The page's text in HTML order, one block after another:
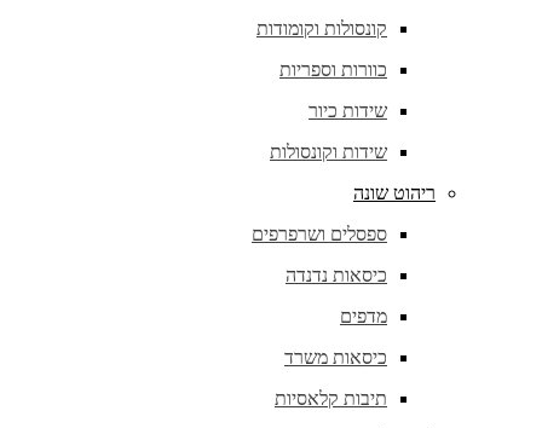
קונסולות וקומודות
כוורות וספריות
שידות כיור
שידות וקונסולות
ריהוט שונה
ספסלים ושרפרפים
כיסאות נדנדה
מדפים
כיסאות משרד
תיבות קלאסיות